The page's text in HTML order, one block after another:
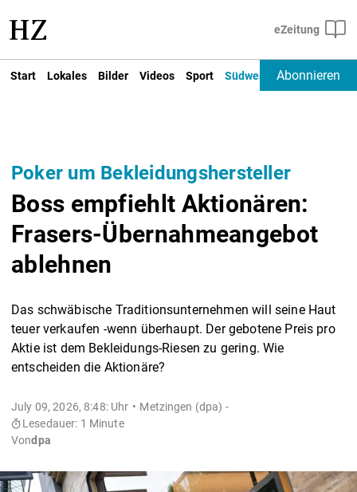
Start Lokales Bilder Videos Sport Südwest Deutschland
Abonnieren
Poker um Bekleidungshersteller
Boss empfiehlt Aktionären:
Frasers-Übernahmeangebot
ablehnen
Das schwäbische Traditionsunternehmen will seine Haut
teuer verkaufen -wenn überhaupt. Der gebotene Preis pro
Aktie ist dem Bekleidungs-Riesen zu gering. Wie
entscheiden die Aktionäre?
July 09, 2026, 8:48: Uhr
Metzingen (dpa) -
Lesedauer: 1 Minute
Vondpa